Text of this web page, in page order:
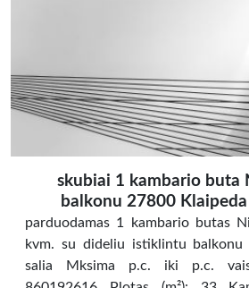
skubiai 1 kambario buta
balkonu 27800
parduodamas 1 kambario butas
kvm. su dideliu istiklintu balkonu
salia Mksima p.c. iki p.c.